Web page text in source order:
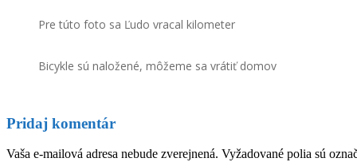
Pre túto foto sa Ľudo vracal kilometer
Bicykle sú naložené, môžeme sa vrátiť domov
Pridaj komentár
Vaša e-mailová adresa nebude zverejnená. Vyžadované polia sú